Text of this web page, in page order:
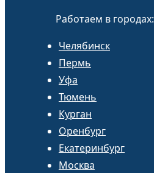
Работаем в городах:
Челябинск
Пермь
Уфа
Тюмень
Курган
Оренбург
Екатеринбург
Москва